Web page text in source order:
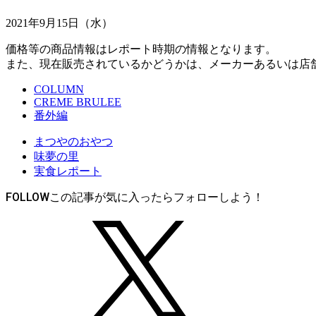
2021年9月15日（水）
価格等の商品情報はレポート時期の情報となります。
また、現在販売されているかどうかは、メーカーあるいは店
COLUMN
CREME BRULEE
番外編
まつやのおやつ
味夢の里
実食レポート
FOLLOW